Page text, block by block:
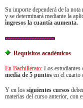
Su importe dependerá de la
y se determinará mediante la
ingresos la cuantía aumenta.
Requisitos académicos
En Bachillerato: Los estudiantes
media de 5 puntos en el cuarto
Y en los siguientes cursos
materias del curso anterior, con